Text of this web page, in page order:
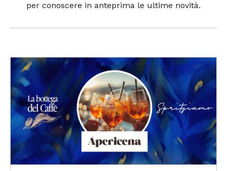
per conoscere in anteprima le ultime novità.